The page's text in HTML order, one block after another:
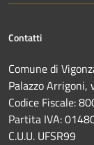
Contatti
Comune di
Palazzo Arrigoni,
Codice Fiscale:
Partita IVA:
C.U.U. UFSR99